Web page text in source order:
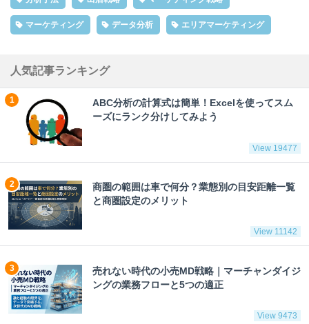
マーケティング データ分析 エリアマーケティング
人気記事ランキング
ABC分析の計算式は簡単！Excelを使ってスム
ーズにランク分けしてみよう
View 19477
商圏の範囲は車で何分？業態別の目安距離一覧
と商圏設定のメリット
View 11142
売れない時代の小売MD戦略｜マーチャンダイジ
ングの業務フローと5つの適正
View 9473